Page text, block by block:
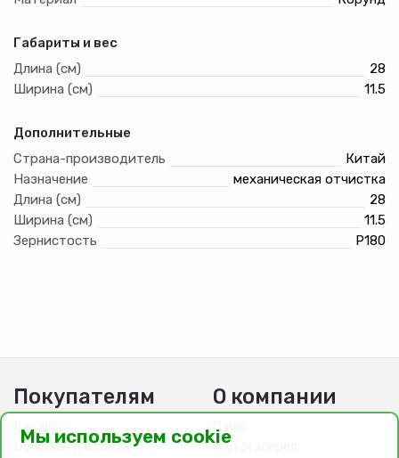
Габариты и вес
Длина (см)
28
Ширина (см)
11.5
Дополнительные
Страна-производитель
Китай
Назначение
механическая отчистка
Длина (см)
28
Ширина (см)
11.5
Зернистость
Р180
Покупателям
Каталог
Вопросы и ответы
О компании
О нас
Фотогалерея
Мы используем cookie